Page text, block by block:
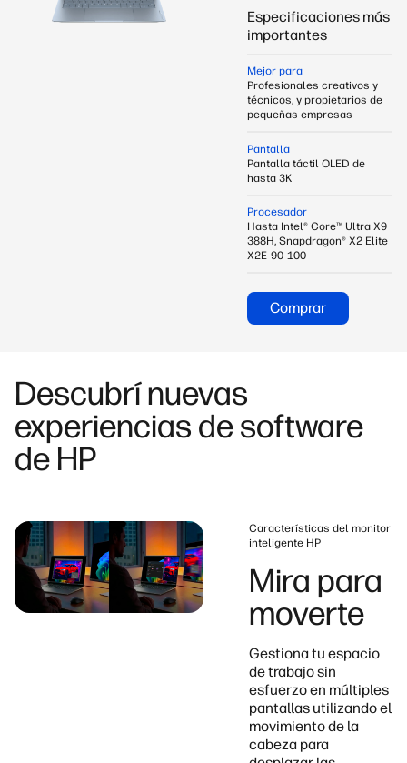
Especificaciones más
importantes
Mejor para
Profesionales creativos y
técnicos, y propietarios de
pequeñas empresas
Pantalla
Pantalla táctil OLED de
hasta 3K
Procesador
Hasta Intel® Core™ Ultra X9
388H, Snapdragon® X2 Elite
X2E-90-100
Comprar
Descubrí nuevas
experiencias de software
de HP
Características del monitor
inteligente HP
Mira para
moverte
Gestiona tu espacio
de trabajo sin
esfuerzo en múltiples
pantallas utilizando el
movimiento de la
cabeza para